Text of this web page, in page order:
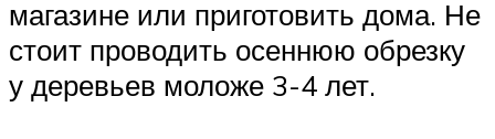
магазине или приготовить дома. Не
стоит проводить осеннюю обрезку
у деревьев моложе 3-4 лет.